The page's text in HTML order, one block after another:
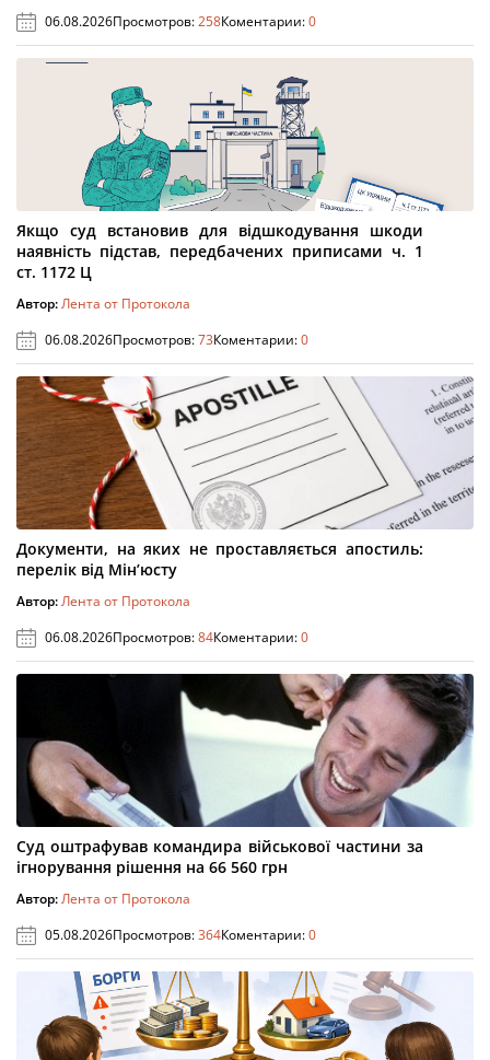
06.08.2026Просмотров:258Коментарии:0
Якщо суд встановив для відшкодування шкоди
наявність підстав, передбачених приписами ч. 1
ст. 1172 Ц
Автор:Лента от Протокола
06.08.2026Просмотров:73Коментарии:0
Документи, на яких не проставляється апостиль:
перелік від Мін’юсту
Автор:Лента от Протокола
06.08.2026Просмотров:84Коментарии:0
Суд оштрафував командира військової частини за
ігнорування рішення на 66 560 грн
Автор:Лента от Протокола
05.08.2026Просмотров:364Коментарии:0